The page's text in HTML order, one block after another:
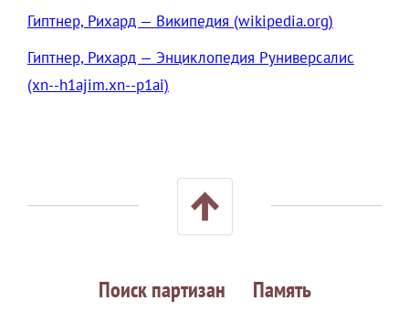
Гиптнер, Рихард — Википедия (wikipedia.org)
Гиптнер, Рихард — Энциклопедия Руниверсалис
(xn--h1ajim.xn--p1ai)
Поиск партизан
Память